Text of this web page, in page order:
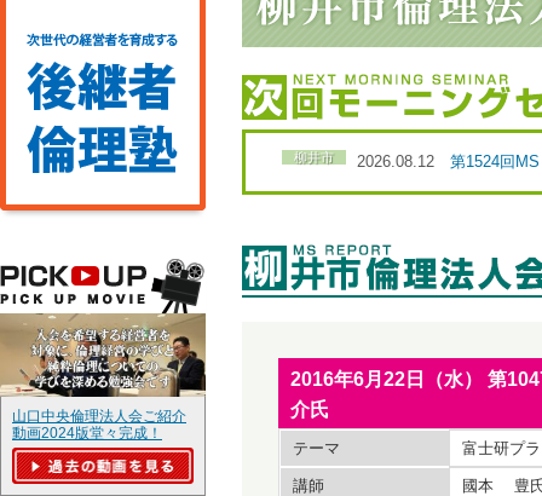
柳井市 2026.08.12 第1524回
2016年6月22日（水） 第
介氏
テーマ 富士研プ
講師 國本 豊
山口中央倫理法人会ご紹介
動画2024版堂々完成！